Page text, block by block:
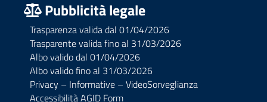
Pubblicità legale
Trasparenza valida dal 01/04/2026
Trasparente valida fino al 31/03/2026
Albo valido dal 01/04/2026
Albo valido fino al 31/03/2026
Privacy – Informative – VideoSorveglianza
Accessibilità AGID Form